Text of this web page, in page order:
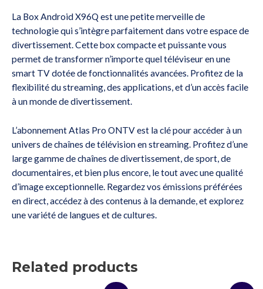
La Box Android X96Q est une petite merveille de
technologie qui s’intègre parfaitement dans votre espace de
divertissement. Cette box compacte et puissante vous
permet de transformer n’importe quel téléviseur en une
smart TV dotée de fonctionnalités avancées. Profitez de la
flexibilité du streaming, des applications, et d’un accès facile
à un monde de divertissement.
L’abonnement Atlas Pro ONTV est la clé pour accéder à un
univers de chaînes de télévision en streaming. Profitez d’une
large gamme de chaînes de divertissement, de sport, de
documentaires, et bien plus encore, le tout avec une qualité
d’image exceptionnelle. Regardez vos émissions préférées
en direct, accédez à des contenus à la demande, et explorez
une variété de langues et de cultures.
Related products